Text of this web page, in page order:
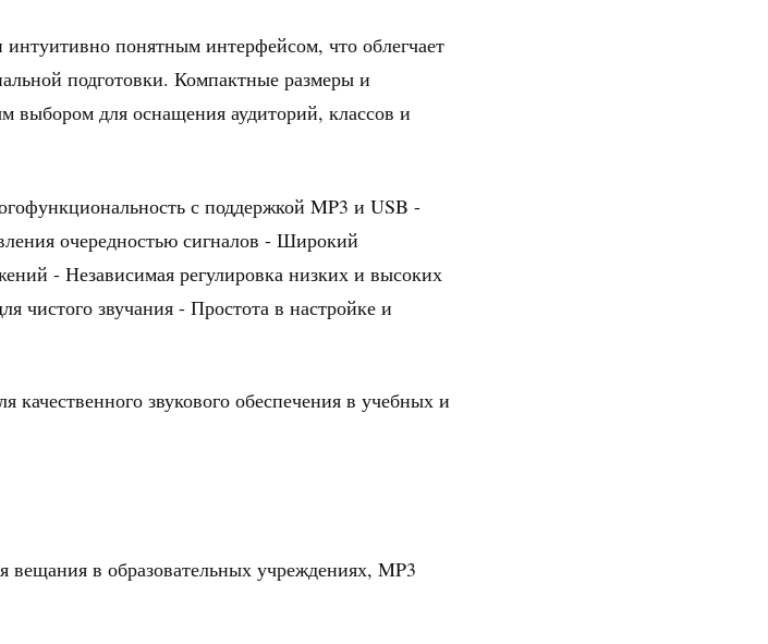
понятным интерфейсом, что облегчает
подготовки. Компактные размеры и
выбором для оснащения аудиторий, классов и
с поддержкой MP3 и USB -
очередностью сигналов - Широкий
- Независимая регулировка низких и высоких
чистого звучания - Простота в настройке и
звукового обеспечения в учебных и
вещания в образовательных учреждениях, MP3